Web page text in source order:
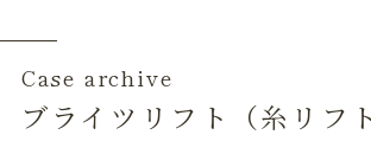
Case archive
ブライツリフト（糸リフト